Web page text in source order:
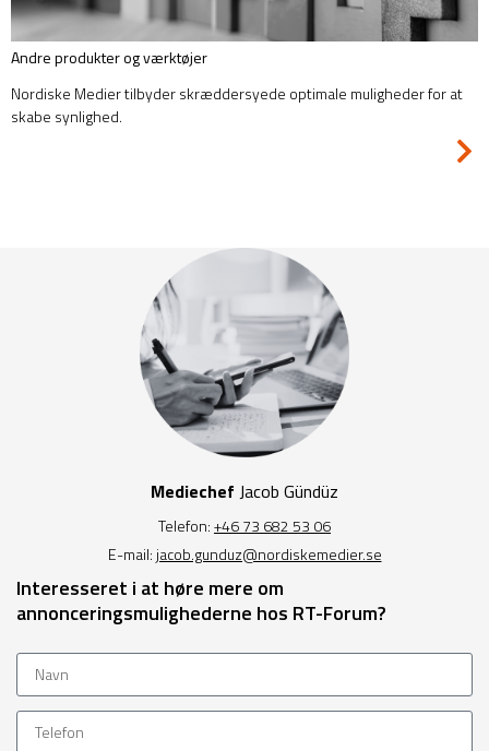
Andre produkter og værktøjer
Nordiske Medier tilbyder skræddersyede optimale muligheder for at
skabe synlighed.
Mediechef Jacob Gündüz
Telefon:+46 73 682 53 06
E-mail: jacob.gunduz@nordiskemedier.se
Interesseret i at høre mere om
annonceringsmulighederne hos RT-Forum?